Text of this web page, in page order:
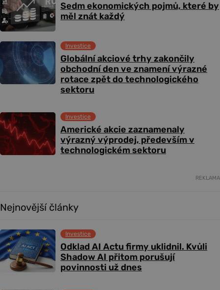
Sedm ekonomických pojmů, které by
měl znát každý
Globální akciové trhy zakončily
obchodní den ve znamení výrazné
rotace zpět do technologického
sektoru
Investice
Americké akcie zaznamenaly
výrazný výprodej, především v
technologickém sektoru
Investice
REKLAMA
Nejnovější články
Odklad AI Actu firmy uklidnil. Kvůli
Shadow AI přitom porušují
povinnosti už dnes
Investice